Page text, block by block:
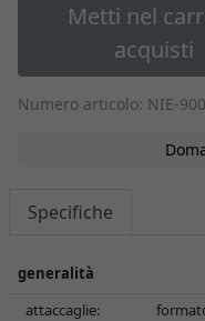
Metti nel
acquisti
Numero articolo: NIE-
Specifiche
generalità
attaccaglie: